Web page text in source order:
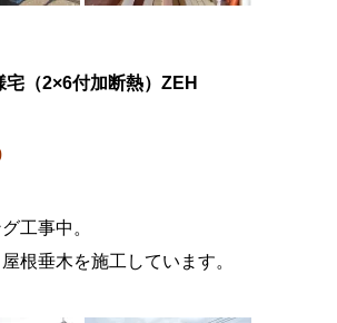
宅（2×6付加断熱）ZEH
工事中。
根垂木を施工しています。